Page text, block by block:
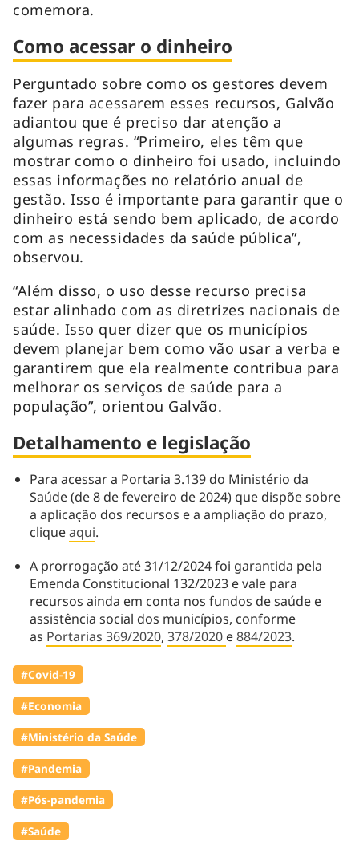
comemora.
Como acessar o dinheiro
Perguntado sobre como os gestores devem
fazer para acessarem esses recursos, Galvão
adiantou que é preciso dar atenção a
algumas regras. “Primeiro, eles têm que
mostrar como o dinheiro foi usado, incluindo
essas informações no relatório anual de
gestão. Isso é importante para garantir que o
dinheiro está sendo bem aplicado, de acordo
com as necessidades da saúde pública”,
observou.
“Além disso, o uso desse recurso precisa
estar alinhado com as diretrizes nacionais de
saúde. Isso quer dizer que os municípios
devem planejar bem como vão usar a verba e
garantirem que ela realmente contribua para
melhorar os serviços de saúde para a
população”, orientou Galvão.
Detalhamento e legislação
Para acessar a Portaria 3.139 do Ministério da
Saúde (de 8 de fevereiro de 2024) que dispõe sobre
a aplicação dos recursos e a ampliação do prazo,
cliqueaqui.
A prorrogação até 31/12/2024 foi garantida pela
Emenda Constitucional 132/2023 e vale para
recursos ainda em conta nos fundos de saúde e
assistência social dos municípios, conforme
as Portarias 369/2020, 378/2020 e884/2023.
#Covid-19
#Economia
#Ministério da Saúde
#Pandemia
#Pós-pandemia
#Saúde